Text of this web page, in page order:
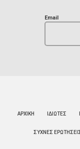
Email
ΑΡΧΙΚΗ ΙΔΙΩΤΕΣ
ΣΥΧΝΕΣ